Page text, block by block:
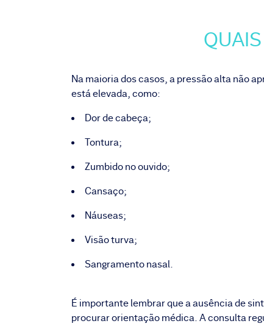
Na maioria dos casos, a pressão alta não
está elevada, como:
Dor de cabeça;
Tontura;
Zumbido no ouvido;
Cansaço;
Náuseas;
Visão turva;
Sangramento nasal.
É importante lembrar que a ausência de
procurar orientação médica. A consulta